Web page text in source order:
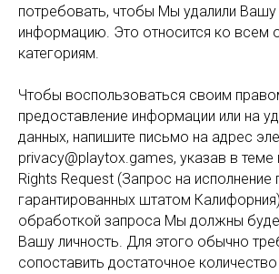
потребовать, чтобы Мы удалили
информацию. Это относится ко всем
категориям.
Чтобы воспользоваться своим
предоставление информации или на
данных, напишите письмо на адрес
privacy@playtox.games, указав в теме
Rights Request (Запрос на исполнение
гарантированных штатом
обработкой запроса Мы должны
Вашу личность. Для этого обычно
сопоставить достаточное